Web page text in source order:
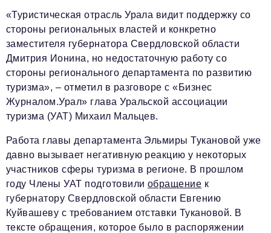
«Туристическая отрасль Урала видит поддержку со
стороны региональных властей и конкретно
заместителя губернатора Свердловской области
Дмитрия Ионина, но недостаточную работу со
стороны регионального департамента по развитию
туризма», – отметил в разговоре с «Бизнес
Журналом.Урал» глава Уральской ассоциации
туризма (УАТ) Михаил Мальцев.
Работа главы департамента Эльмиры Тукановой уже
давно вызывает негативную реакцию у некоторых
участников сферы туризма в регионе. В прошлом
году Члены УАТ подготовили обращение к
губернатору Свердловской области Евгению
Куйвашеву с требованием отставки Тукановой. В
тексте обращения, которое было в распоряжении